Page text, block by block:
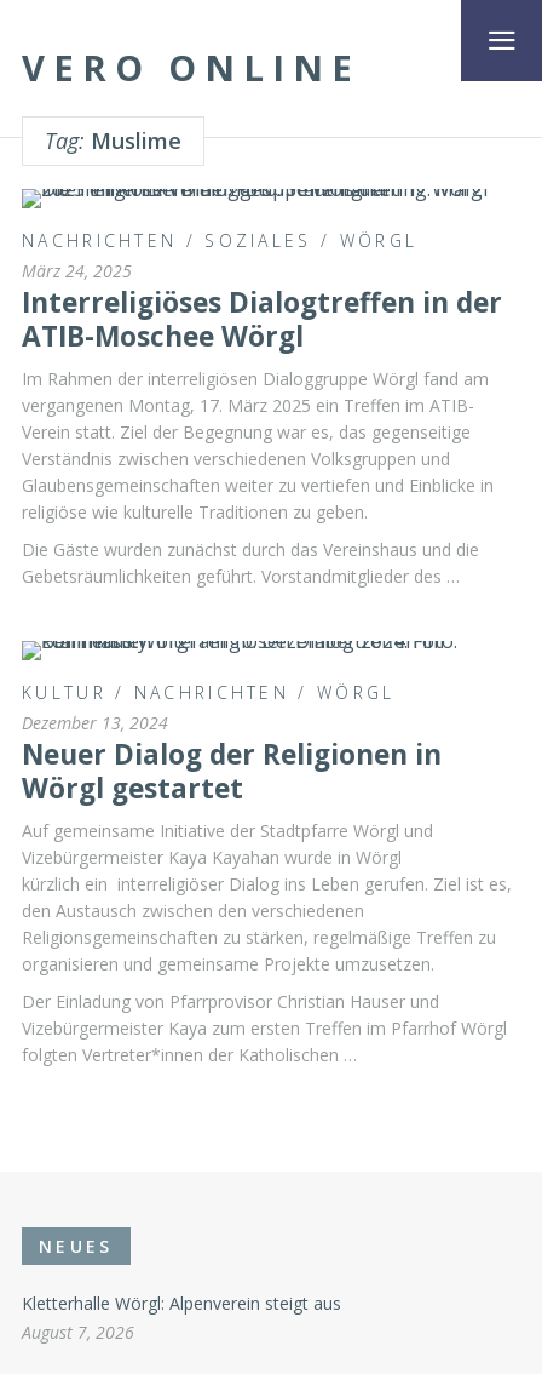
VERO ONLINE
Tag: Muslime
NACHRICHTEN / SOZIALES / WÖRGL
März 24, 2025
Interreligiöses Dialogtreffen in der
ATIB-Moschee Wörgl
Im Rahmen der interreligiösen Dialoggruppe Wörgl fand am
vergangenen Montag, 17. März 2025 ein Treffen im ATIB-
Verein statt. Ziel der Begegnung war es, das gegenseitige
Verständnis zwischen verschiedenen Volksgruppen und
Glaubensgemeinschaften weiter zu vertiefen und Einblicke in
religiöse wie kulturelle Traditionen zu geben.
Die Gäste wurden zunächst durch das Vereinshaus und die
Gebetsräumlichkeiten geführt. Vorstandmitglieder des …
KULTUR / NACHRICHTEN /WÖRGL
Dezember 13, 2024
Neuer Dialog der Religionen in
Wörgl gestartet
Auf gemeinsame Initiative der Stadtpfarre Wörgl und
Vizebürgermeister Kaya Kayahan wurde in Wörgl
kürzlich ein interreligiöser Dialog ins Leben gerufen. Ziel ist es,
den Austausch zwischen den verschiedenen
Religionsgemeinschaften zu stärken, regelmäßige Treffen zu
organisieren und gemeinsame Projekte umzusetzen.
Der Einladung von Pfarrprovisor Christian Hauser und
Vizebürgermeister Kaya zum ersten Treffen im Pfarrhof Wörgl
folgten Vertreter*innen der Katholischen …
NEUES
Kletterhalle Wörgl: Alpenverein steigt aus
August 7, 2026